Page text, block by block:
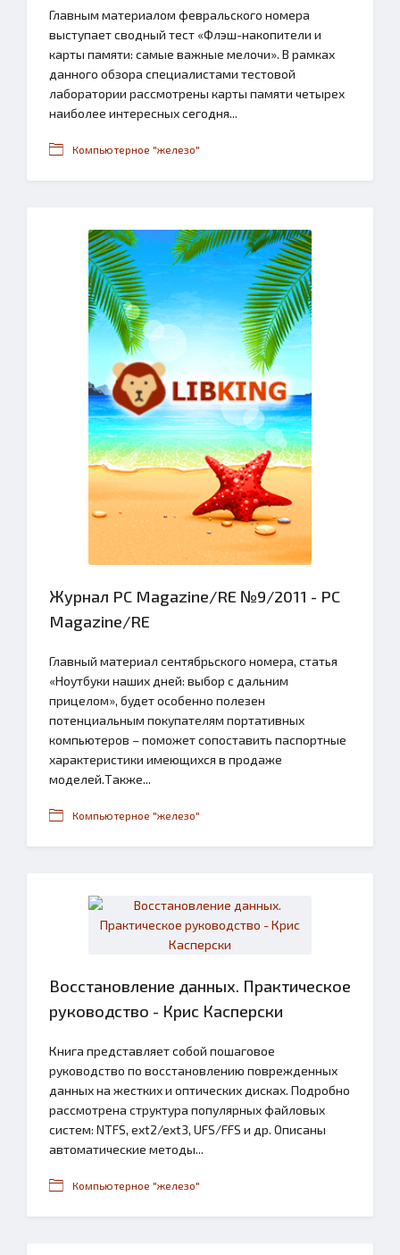
Главным материалом февральского номера
выступает сводный тест «Флэш-накопители и
карты памяти: самые важные мелочи». В рамках
данного обзора специалистами тестовой
лаборатории рассмотрены карты памяти четырех
наиболее интересных сегодня...
Компьютерное "железо"
Журнал PC Magazine/RE №9/2011 - PC
Magazine/RE
Главный материал сентябрьского номера, статья
«Ноутбуки наших дней: выбор с дальним
прицелом», будет особенно полезен
потенциальным покупателям портативных
компьютеров – поможет сопоставить паспортные
характеристики имеющихся в продаже
моделей.Также...
Компьютерное "железо"
Восстановление данных. Практическое
руководство - Крис Касперски
Книга представляет собой пошаговое
руководство по восстановлению поврежденных
данных на жестких и оптических дисках. Подробно
рассмотрена структура популярных файловых
систем: NTFS, ext2/ext3, UFS/FFS и др. Описаны
автоматические методы...
Компьютерное "железо"